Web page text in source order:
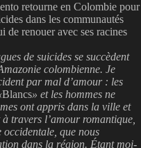
retourne en Colombie pour
dans les communautés
de renouer avec ses racines
de suicides se succèdent
colombienne. Je
par mal d’amour : les
Blancs» et les hommes ne
ont appris dans la ville et
travers l’amour romantique,
que nous
dans la région. Étant moi-